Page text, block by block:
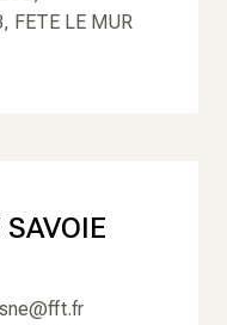
FETE LE MUR